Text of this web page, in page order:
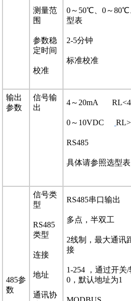
测量范
围
参数稳
定时间
校准
0～50℃、0～
型表
2-5分钟
标准校准
输出
参数
信号输
出
4～20mA
0～10VDC
RS485
具体请参照选型表
485参
数
信号类
型
RS485
类型
连接
地址
通讯协
RS485串口输出
多点，半双工
2线制，最大通讯
接
1-254 ，通过开关
0，默认地址为1